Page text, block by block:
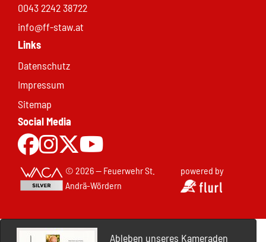
0043 2242 38722
info@ff-staw.at
Links
Datenschutz
Impressum
Sitemap
Social Media
Zur Facebookseite
Zu Instgram
Zu X.com
© 2026 — Feuerwehr St.
Andrä-Wördern
powered by
Ableben unseres Kameraden